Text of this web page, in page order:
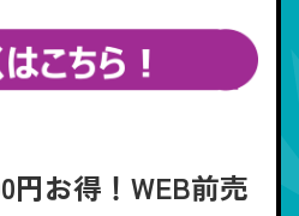
円お得！WEB前売